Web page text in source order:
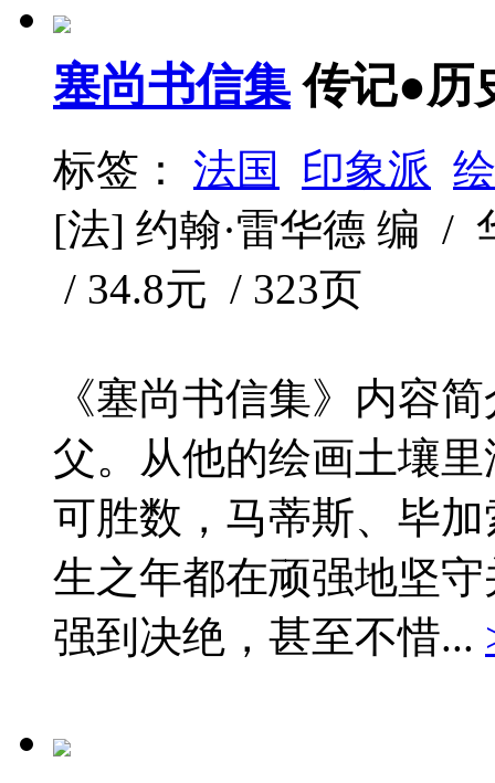
塞尚书信集 传记●历
标签： 法国 印象派
[法] 约翰·雷华德 编 /
/ 34.8元 / 323页
《塞尚书信集》内容
父。从他的绘画土壤
可胜数，马蒂斯、毕
生之年都在顽强地坚
强到决绝，甚至不惜...